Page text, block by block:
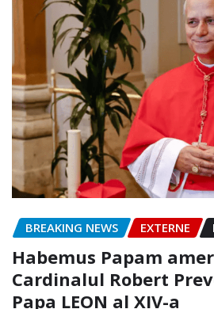
BREAKING NEWS EXTERNE
Habemus Papam
Cardinalul Robert
Papa LEON al XIV-a